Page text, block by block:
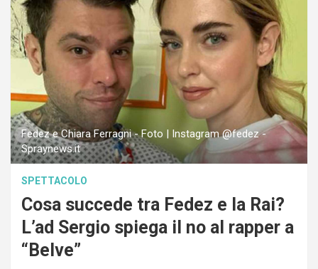
Fedez e Chiara Ferragni - Foto | Instagram @fedez -
Spraynews.it
SPETTACOLO
Cosa succede tra Fedez e la Rai?
L’ad Sergio spiega il no al rapper a
“Belve”